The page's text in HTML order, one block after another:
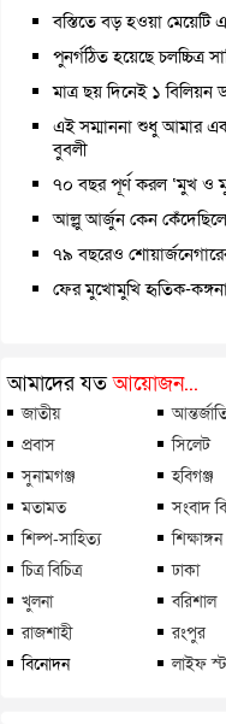
বস্তিতে বড় হওয়া
পুনর্গঠিত হয়েছে চলচ্চিত্র
মাত্র ছয় দিনেই ১ বিলিয়ন
এই সম্মাননা শুধু আমার
বুবলী
৭০ বছর পূর্ণ করল ‘মুখ ও
আল্লু আর্জুন কেন
৭৯ বছরেও
ফের মুখোমুখি হৃতিক-
আমাদের যতআয়োজন...
জাতীয়
প্রবাস
সিলেট
সুনামগঞ্জ
হবিগঞ্জ
মতামত
সংবাদ
শিল্প-সাহিত্য
শিক্ষাঙ্গন
চিত্র বিচিত্র
ঢাকা
খুলনা
বরিশাল
রাজশাহী
রংপুর
বিনোদন
লাইফ